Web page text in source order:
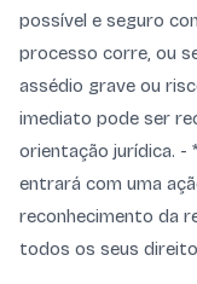
possível e seguro
processo corre, ou
assédio grave ou
imediato pode ser
orientação jurídica. -
entrará com uma
reconhecimento da
todos os seus